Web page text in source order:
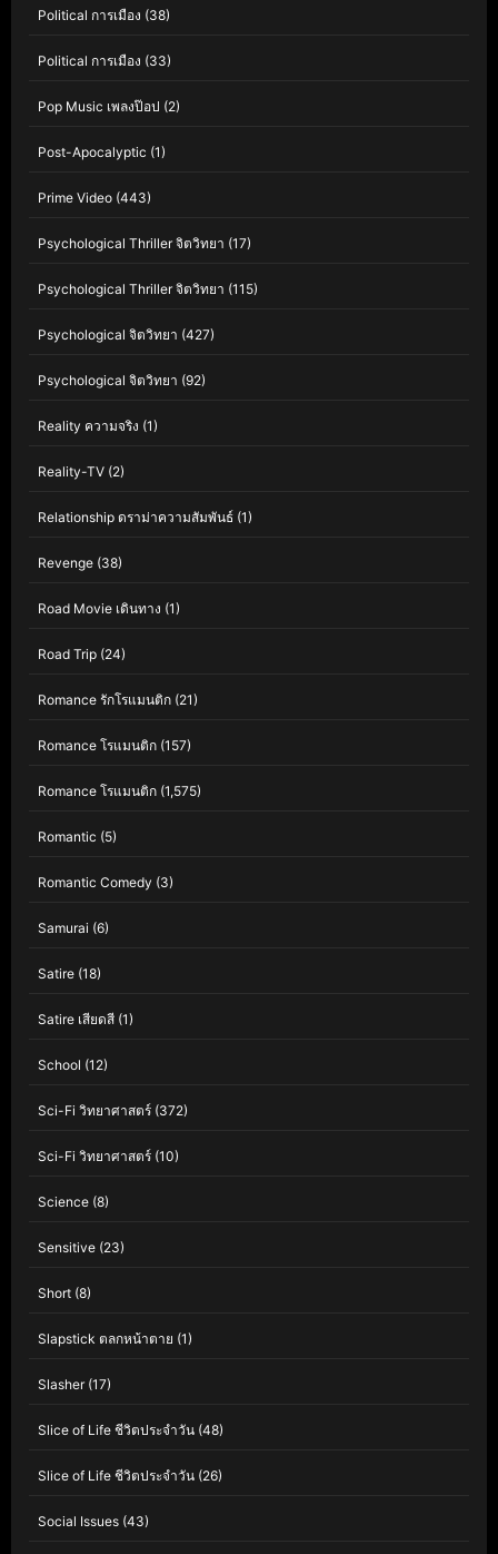
Political การเมือง (38)
Political การเมือง (33)
Pop Music เพลงป๊อป (2)
Post-Apocalyptic (1)
Prime Video (443)
Psychological Thriller จิตวิทยา (17)
Psychological Thriller จิตวิทยา (115)
Psychological จิตวิทยา (427)
Psychological จิตวิทยา (92)
Reality ความจริง (1)
Reality-TV (2)
Relationship ดราม่าความสัมพันธ์ (1)
Revenge (38)
Road Movie เดินทาง (1)
Road Trip (24)
Romance รักโรแมนติก (21)
Romance โรแมนติก (157)
Romance โรแมนติก (1,575)
Romantic (5)
Romantic Comedy (3)
Samurai (6)
Satire (18)
Satire เสียดสี (1)
School (12)
Sci-Fi วิทยาศาสตร์ (372)
Sci-Fi วิทยาศาสตร์ (10)
Science (8)
Sensitive (23)
Short (8)
Slapstick ตลกหน้าตาย (1)
Slasher(17)
Slice of Life ชีวิตประจำวัน (48)
Slice of Life ชีวิตประจำวัน (26)
Social Issues (43)